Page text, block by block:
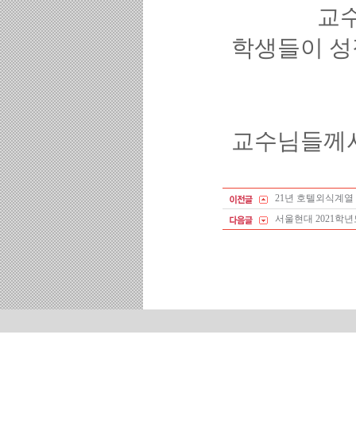
교
학생들이
교수님들께
21년 호텔외식계
서울현대 2021학